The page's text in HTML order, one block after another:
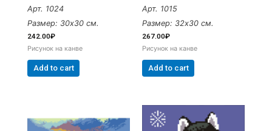
Арт. 1024
Размер: 30х30 см.
242.00₽
Рисунок на канве
Add to cart
Арт. 1015
Размер: 32х30 см.
267.00₽
Рисунок на канве
Add to cart